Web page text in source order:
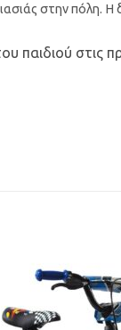
στην πόλη.
παιδιού στις